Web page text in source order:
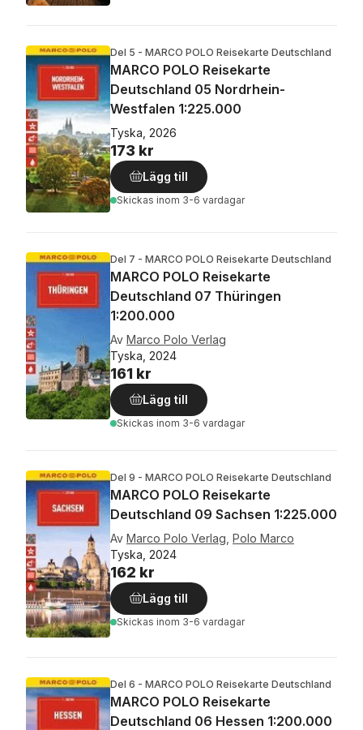
Del 5 - MARCO POLO Reisekarte Deutschland
MARCO POLO Reisekarte
Deutschland 05 Nordrhein-
Westfalen 1:225.000
Tyska, 2026
173 kr
Lägg till
Skickas inom 3-6 vardagar
Del 7 - MARCO POLO Reisekarte Deutschland
MARCO POLO Reisekarte
Deutschland 07 Thüringen
1:200.000
Av Marco Polo Verlag
Tyska, 2024
161 kr
Lägg till
Skickas inom 3-6 vardagar
Del 9 - MARCO POLO Reisekarte Deutschland
MARCO POLO Reisekarte
Deutschland 09 Sachsen 1:225.000
Av Marco Polo Verlag Polo Marco
Tyska, 2024
162 kr
Lägg till
Skickas inom 3-6 vardagar
Del 6 - MARCO POLO Reisekarte Deutschland
MARCO POLO Reisekarte
Deutschland 06 Hessen 1:200.000